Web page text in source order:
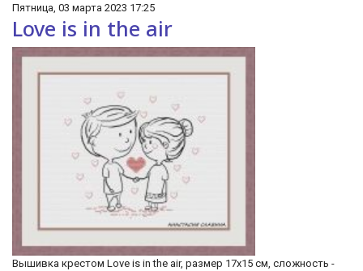
Пятница, 03 марта 2023 17:25
Love is in the air
Вышивка крестом Love is in the air, размер 17х15 см, сложность -